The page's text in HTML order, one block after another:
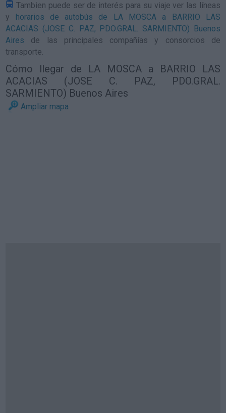
Tambien puede ser de interés para su viaje ver las líneas
y horarios de autobús de LA MOSCA a BARRIO LAS
ACACIAS (JOSE C. PAZ, PDO.GRAL. SARMIENTO) Buenos
Aires de las principales compañías y consorcios de
transporte.
Cómo llegar de LA MOSCA a BARRIO LAS
ACACIAS (JOSE C. PAZ, PDO.GRAL.
SARMIENTO) Buenos Aires
Ampliar mapa